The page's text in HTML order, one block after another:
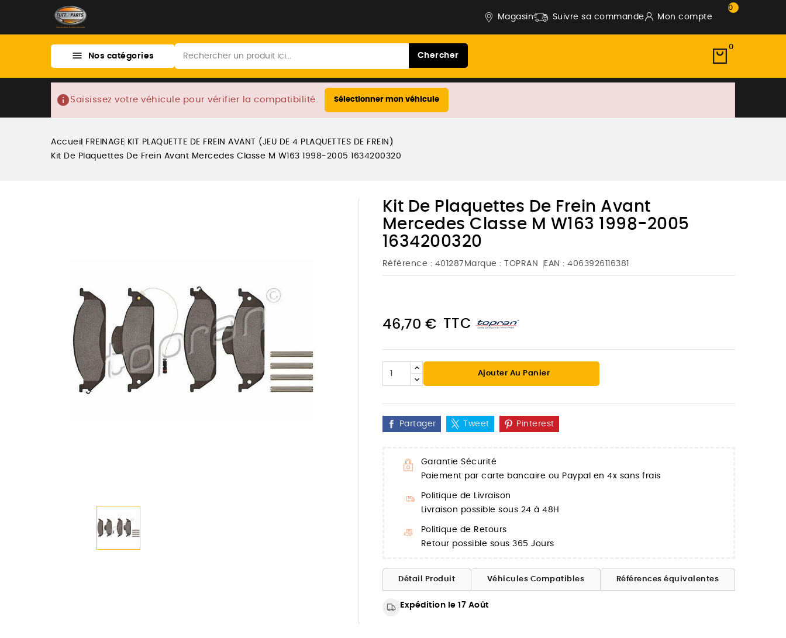
Magasin Suivre sa commande Mon compte
0
 Nos catégories Chercher
0
info Saisissez votre véhicule pour vérifier la compatibilité. Sélectionner mon véhicule
Accueil FREINAGE KIT PLAQUETTE DE FREIN AVANT (JEU DE 4 PLAQUETTES DE FREIN)
Kit De Plaquettes De Frein Avant Mercedes Classe M W163 1998-2005 1634200320
Kit De Plaquettes De Frein Avant
Mercedes Classe M W163 1998-2005
1634200320
Référence : 401287 Marque : TOPRAN EAN : 4063926116381
46,70 € TTC
Ajouter Au Panier
Partager Tweet Pinterest
Garantie Sécurité
Paiement par carte bancaire ou Paypal en 4x sans frais
Politique de Livraison
Livraison possible sous 24 à 48H
Politique de Retours
Retour possible sous 365 Jours
Détail Produit Véhicules Compatibles Références équivalentes
Expédition le 17 Août